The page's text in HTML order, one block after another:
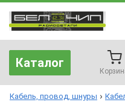
Каталог
Кабель, провод, шнуры